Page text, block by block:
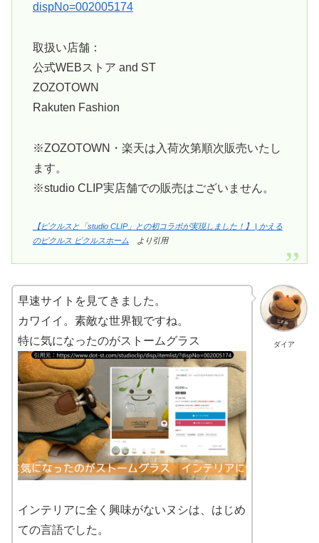
dispNo=002005174
取扱い店舗：
公式WEBストア and ST
ZOZOTOWN
Rakuten Fashion
※ZOZOTOWN・楽天は入荷次第順次販売いたし
ます。
※studio CLIP実店舗での販売はございません。
【ピクルスと「studio CLIP」との初コラボが実現しました！】 | かえる
のピクルス ピクルスホーム より引用
ダイア
早速サイトを見てきました。
カワイイ。素敵な世界観ですね。
特に気になったのがストームグラス
インテリアに全く興味がないヌシは、はじめ
ての言語でした。